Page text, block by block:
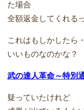
た場合
全額返金してくれる
これはもしかしたら
いいものなのかな？
武の達人革命～特別
疑っていたけれど